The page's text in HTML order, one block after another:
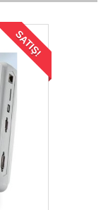
SATIŞ!